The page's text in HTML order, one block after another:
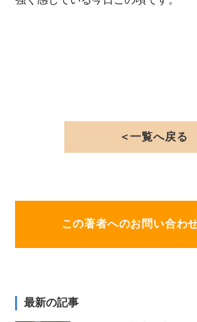
＜一覧へ戻る
この著者へのお問い合わ
最新の記事